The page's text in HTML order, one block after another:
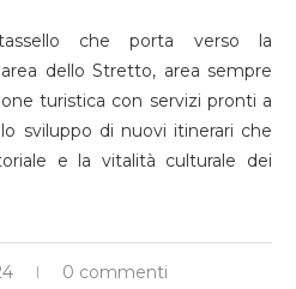
che porta verso la
dello Stretto, area sempre
turistica con servizi pronti a
sviluppo di nuovi itinerari che
e la vitalità culturale dei
0 commenti